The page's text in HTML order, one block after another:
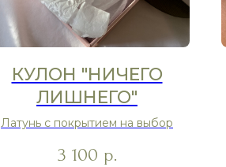
КУЛОН "НИЧЕГО
ЛИШНЕГО"
Латунь с покрытием на выбор
3 100 р.